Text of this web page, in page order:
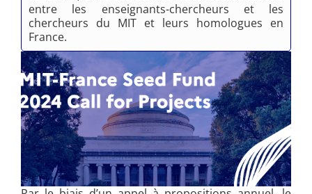
entre les enseignants-chercheurs et les
chercheurs du MIT et leurs homologues en
France.